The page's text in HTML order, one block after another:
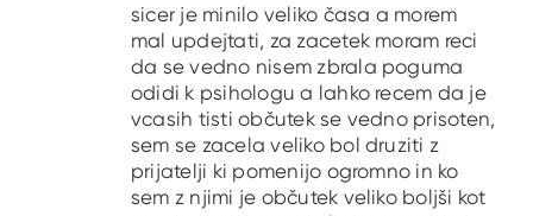
sicer je minilo veliko časa a morem
mal updejtati, za zacetek moram reci
da se vedno nisem zbrala poguma
odidi k psihologu a lahko recem da je
vcasih tisti občutek se vedno prisoten,
sem se zacela veliko bol druziti z
prijatelji ki pomenijo ogromno in ko
sem z njimi je občutek veliko boljši kot